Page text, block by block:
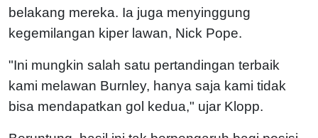
belakang mereka. Ia juga menyinggung
kegemilangan kiper lawan, Nick Pope.
"Ini mungkin salah satu pertandingan terbaik
kami melawan Burnley, hanya saja kami tidak
bisa mendapatkan gol kedua," ujar Klopp.